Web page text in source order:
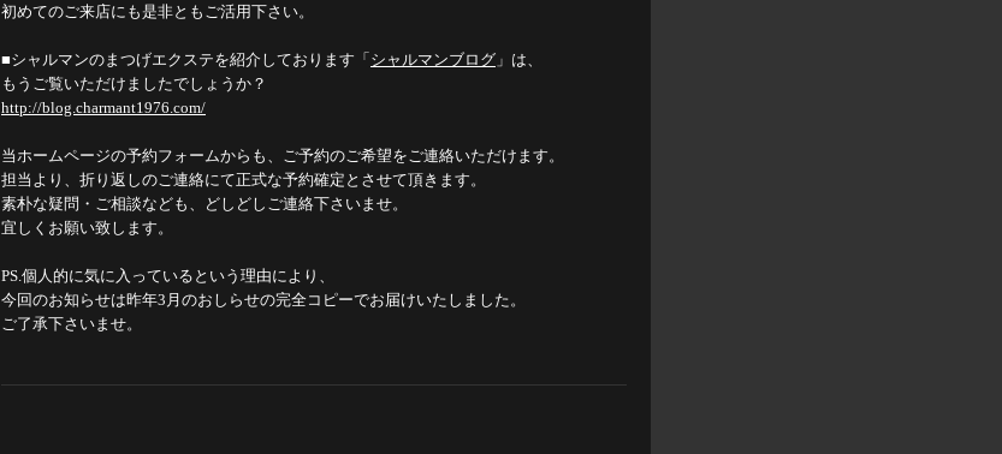
初めてのご来店にも是非ともご活用下さい。
■シャルマンのまつげエクステを紹介しております「 シャルマンブログ 」は、
もうご覧いただけましたでしょうか？
http://blog.charmant1976.com/
当ホームページの予約フォームからも、ご予約のご希望をご連絡いただけます。
担当より、折り返しのご連絡にて正式な予約確定とさせて頂きます。
素朴な疑問・ご相談なども、どしどしご連絡下さいませ。
宜しくお願い致します。
PS.個人的に気に入っているという理由により、
今回のお知らせは昨年3月のおしらせの完全コピーでお届けいたしました。
ご了承下さいませ。